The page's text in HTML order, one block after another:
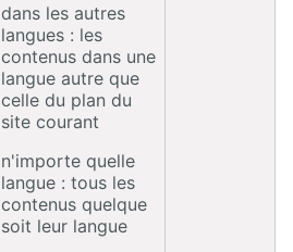
dans les autres
langues : les
contenus dans une
langue autre que
celle du plan du
site courant
n'importe quelle
langue : tous les
contenus quelque
soit leur langue